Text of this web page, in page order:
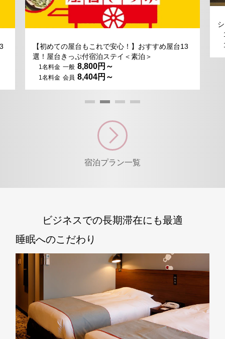
【初めての屋台もこれで安心！】おすすめ屋台13
選！屋台きっぷ付宿泊ステイ＜素泊＞
8,800
8,404
宿泊プラン一覧
ビジネスでの長期滞在にも最適
睡眠へのこだわり